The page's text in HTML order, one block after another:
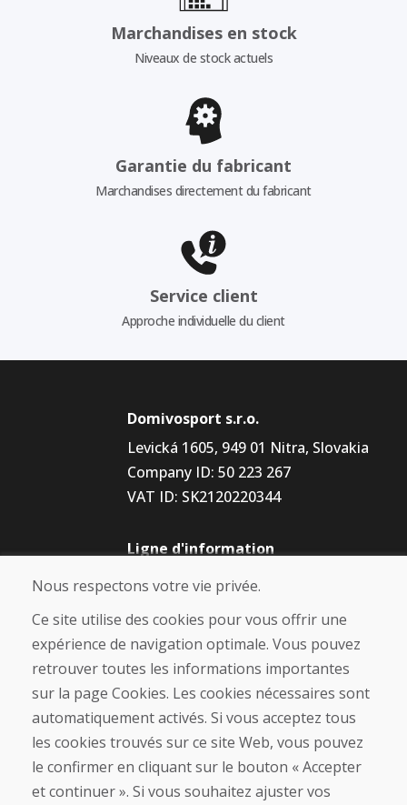
Marchandises en stock
Niveaux de stock actuels
Garantie du fabricant
Marchandises directement du fabricant
Service client
Approche individuelle du client
Domivosport s.r.o.
Levická 1605, 949 01 Nitra, Slovakia
Company ID: 50 223 267
VAT ID: SK2120220344
Ligne d'information
info@domivosport.fr
À propos de nous
Blog
À propos de nous
Boutique
Contact
Achat
Boutique en ligne
Nous respectons votre vie privée.
Ce site utilise des cookies pour vous offrir une
expérience de navigation optimale. Vous pouvez
retrouver toutes les informations importantes
sur la page Cookies. Les cookies nécessaires sont
automatiquement activés. Si vous acceptez tous
les cookies trouvés sur ce site Web, vous pouvez
le confirmer en cliquant sur le bouton « Accepter
et continuer ». Si vous souhaitez ajuster vos